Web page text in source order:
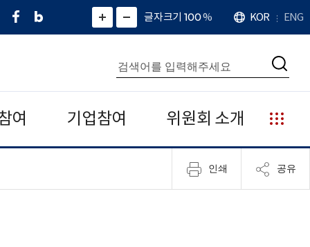
페
네
그
)
화
면
면
소
확
대
치
글자크기 100%
언
어
KOR ENG
통
합
검
색
검
여 기업참여 위원회 소개
누
리
집
안
인쇄 공유